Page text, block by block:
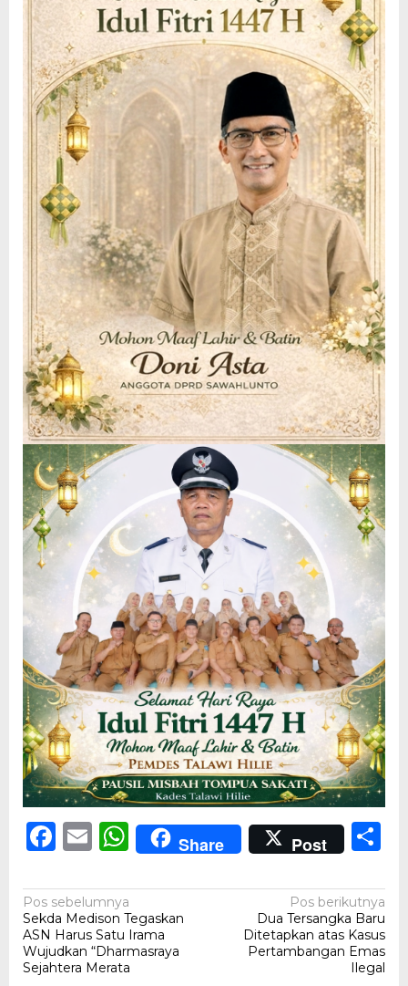
Facebook
EmailWhatsApp
Share Post
Navigasi
pos
Pos sebelumnya
Sekda Medison Tegaskan
ASN Harus Satu Irama
Wujudkan “Dharmasraya
Sejahtera Merata
Pos berikutnya
Dua Tersangka Baru
Ditetapkan atas Kasus
Pertambangan Emas
Ilegal